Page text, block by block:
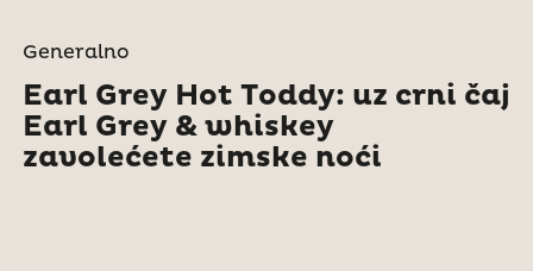
Generalno
Earl Grey Hot Toddy: uz crni čaj
Earl Grey & whiskey
zavolećete zimske noći